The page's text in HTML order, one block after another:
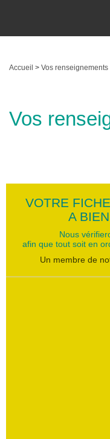
Accueil > Vos renseignements
Vos
VOTRE
A
Nous
afin que tout soit en
Un membre de